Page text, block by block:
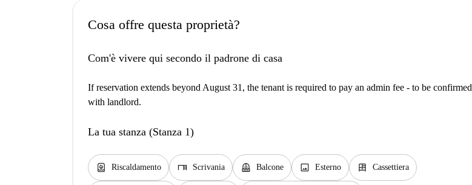
Cosa offre questa proprietà?
Com'è vivere qui secondo il padrone di casa
If reservation extends beyond August 31, the tenant is required to pay an admin fee - to be confirmed
with landlord.
La tua stanza (Stanza 1)
water_heater Riscaldamento desk Scrivania balcony Balcone image Esterno dresser Cassettiera